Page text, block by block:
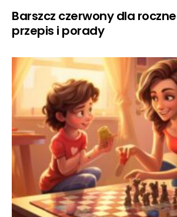
Barszcz czerwony dla
przepis i porady